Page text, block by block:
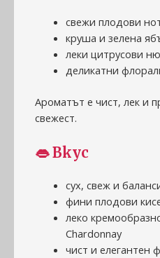
свежи плодови
круша и зелена
леки цитрусови
деликатни
Ароматът е чист, лек и
свежест.
👄 Вкус
сух, свеж и
фини плодови
леко
Chardonnay
чист и елегантен